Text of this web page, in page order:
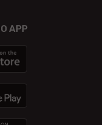
APP